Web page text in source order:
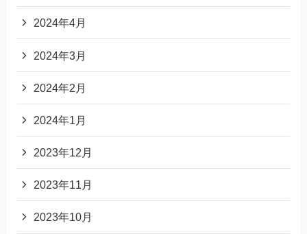
2024年4月
2024年3月
2024年2月
2024年1月
2023年12月
2023年11月
2023年10月